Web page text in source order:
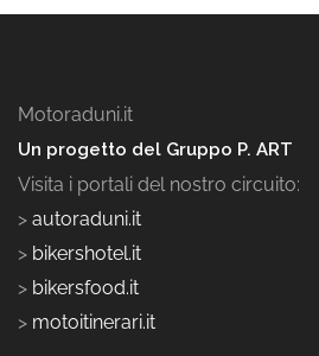
Motoraduni.it
Un progetto del Gruppo P. ART
Visita i portali del nostro circuito:
> autoraduni.it
> bikershotel.it
> bikersfood.it
> motoitinerari.it